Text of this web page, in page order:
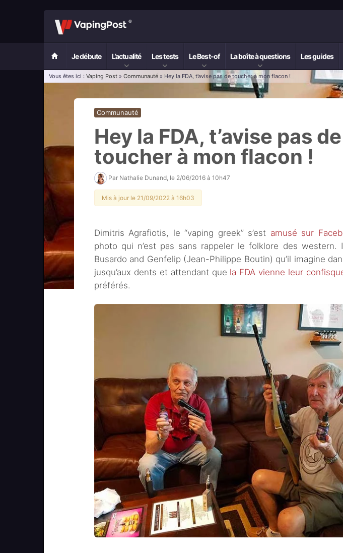
Je débute L’actualité Les tests Le Best-of La boîte à questions Les guides
Vous êtes ici : Vaping Post » Communauté » Hey la FDA, t’avise pas de toucher à mon flacon !
Communauté
Hey la FDA, t’avise pas de
toucher à mon flacon !
Par Nathalie Dunand , le 2/06/2016 à 10h47
Mis à jour le 21/09/2022 à 16h03
Dimitris Agrafiotis, le “vaping greek” s’est amusé sur
photo qui n’est pas sans rappeler le folklore des western.
Busardo and Genfelip (Jean-Philippe Boutin) qu’il imagine
jusqu’aux dents et attendant que la FDA vienne leur
préférés.